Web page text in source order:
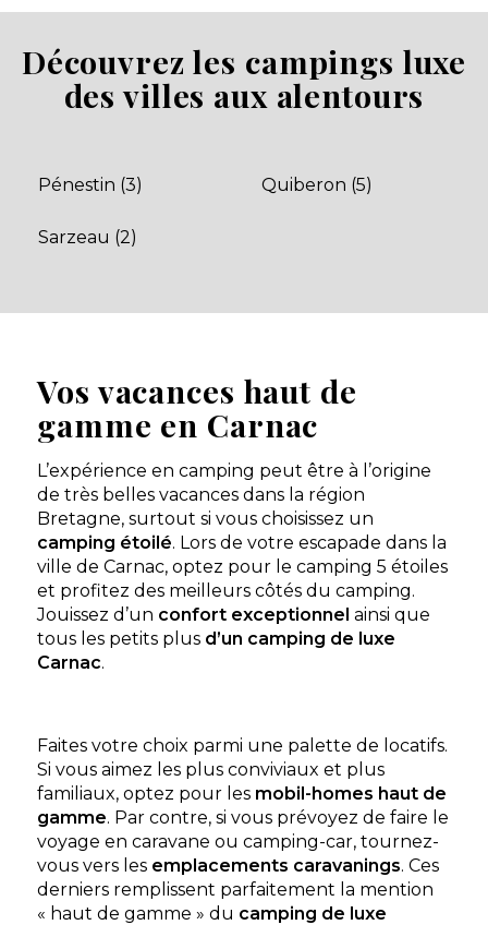
Vos vacances haut de
gamme en Carnac
L’expérience en camping peut être à l’origine
de très belles vacances dans la région
Bretagne, surtout si vous choisissez un
camping étoilé. Lors de votre escapade dans la
ville de Carnac, optez pour le camping 5 étoiles
et profitez des meilleurs côtés du camping.
Jouissez d’un confort exceptionnelainsi que
tous les petits plus d’un camping de luxe
Carnac.
Faites votre choix parmi une palette de locatifs.
Si vous aimez les plus conviviaux et plus
familiaux, optez pour les mobil-homes haut de
gamme. Par contre, si vous prévoyez de faire le
voyage en caravane ou camping-car, tournez-
vous vers les emplacements caravanings. Ces
derniers remplissent parfaitement la mention
« haut de gamme » du camping de luxe
Découvrir
Carnac, Morbihan , Bretagne
Aucune information tarifaire disponible
Découvrir
Camping La Grande Métairie
Carnac, Morbihan , Bretagne
★ 4.4/5 (754 avis)
Aucune information tarifaire disponible
Découvrir
Découvrez les campings luxe
des villes aux alentours
Pénestin (3) Quiberon (5)
Sarzeau (2)